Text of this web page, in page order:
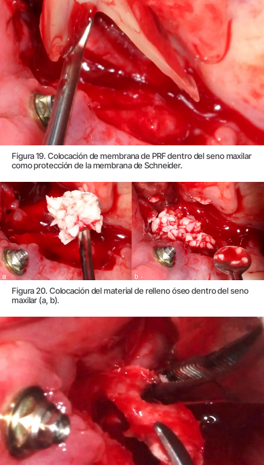
Figura 19. Colocación de membrana de PRF dentro del seno maxilar
como protección de la membrana de Schneider.
Figura 20. Colocación del material de relleno óseo dentro del seno
maxilar (a, b).